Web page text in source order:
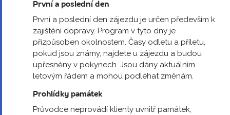
První a poslední den
První a poslední den zájezdu je určen především k
zajištění dopravy. Program v tyto dny je
přizpůsoben okolnostem. Časy odletu a příletu,
pokud jsou známy, najdete u zájezdu a budou
upřesněny v pokynech. Jsou dány aktuálním
letovým řádem a mohou podléhat změnám.
Prohlídky památek
Průvodce neprovádí klienty uvnitř památek,